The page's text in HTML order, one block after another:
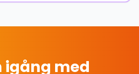
igång med